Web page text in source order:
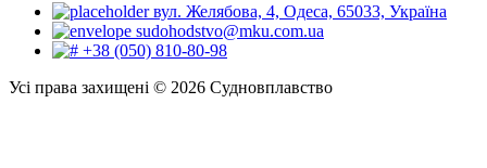
вул. Желябова, 4, Одеса, 65033, Україна
sudohodstvo@mku.com.ua
+38 (050) 810-80-98
Усі права захищені © 2026 Судновплавство